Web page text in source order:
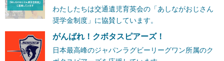
わたしたちは交通遺児育英会の「あしながおじさん
奨学金制度」に協賛しています。
がんばれ！クボタスピアーズ！
日本最高峰のジャパンラグビーリーグワン所属のク